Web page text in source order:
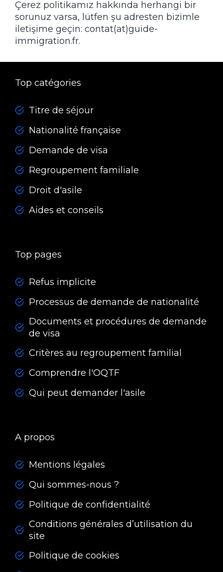
Çerez politikamız hakkında herhangi bir
sorunuz varsa, lütfen şu adresten bizimle
iletişime geçin: contat(at)guide-
immigration.fr.
Top catégories
Titre de séjour
Nationalité française
Demande de visa
Regroupement familiale
Droit d'asile
Aides et conseils
Top pages
Refus implicite
Processus de demande de nationalité
Documents et procédures de demande
de visa
Critères au regroupement familial
Comprendre l'OQTF
Qui peut demander l'asile
A propos
Mentions légales
Qui sommes-nous ?
Politique de confidentialité
Conditions générales d’utilisation du
site
Politique de cookies